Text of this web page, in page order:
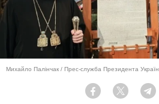
Михайло Палінчак / Прес-служба Президента
Facebook Twitter